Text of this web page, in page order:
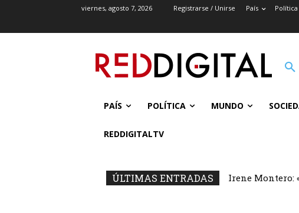
viernes, agosto 7, 2026 Registrarse / Unirse País Política
PAÍS POLÍTICA MUNDO
REDDIGITALTV
ÚLTIMAS ENTRADAS Irene Montero: